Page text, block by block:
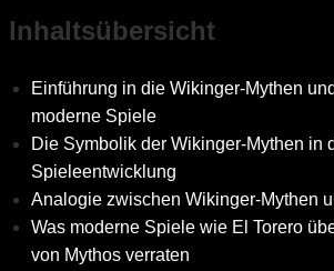
Inhaltsübersicht
Einführung in die Wikinger-Mythen
moderne Spiele
Die Symbolik der Wikinger-Mythen in
Spieleentwicklung
Analogie zwischen Wikinger-Mythen
Was moderne Spiele wie El Torero
von Mythos verraten